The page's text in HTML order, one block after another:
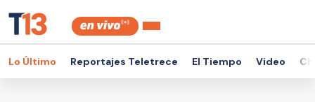
Lo Último Reportajes Teletrece El Tiempo Video